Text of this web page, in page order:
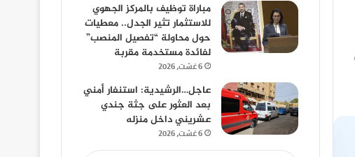
مباراة توظيف بالمركز الجهوي
للاستثمار تثير الجدل.. معطيات
حول محاولة “تفصيل المنصب”
لفائدة مستخدمة مقربة
6 غشت، 2026
عاجل…الرشيدية: استنفار أمني
بعد العثور على جثة جندي
عشريني داخل منزله
6 غشت، 2026